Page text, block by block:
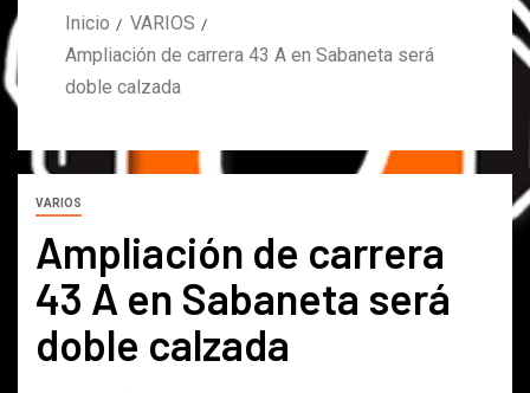
Inicio
VARIOS
Ampliación de carrera 43 A en Sabaneta será
doble calzada
VARIOS
Ampliación de carrera
43 A en Sabaneta será
doble calzada